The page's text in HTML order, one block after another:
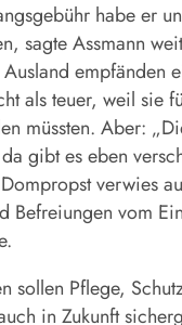
habe er
sagte Assmann
empfänden
als teuer, weil sie
müssten. Aber:
gibt es eben
verwies
Befreiungen vom
sollen Pflege,
in Zukunft